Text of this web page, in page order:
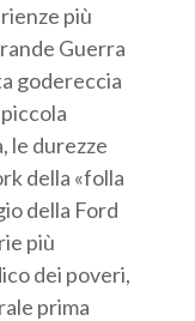
più
Guerra
godereccia
le durezze
della «folla
della Ford
più
dei poveri,
prima